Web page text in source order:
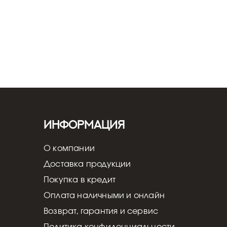
Информация
О компании
Доставка продукции
Покупка в кредит
Оплата наличными и онлайн
Возврат, гарантия и сервис